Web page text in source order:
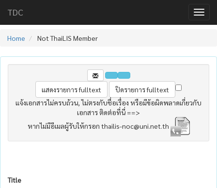
TDC
Home Not ThaiLIS Member
แจ้งเอกสารไม่ครบถ้วน, ไม่ตรงกับชื่อเรื่อง หรือมีข้อผิดพลาดเกี่ยวกับ
เอกสาร ติดต่อที่นี่ ==>
หากไม่มีอีเมลผู้รับให้กรอก thailis-noc@uni.net.th
Title